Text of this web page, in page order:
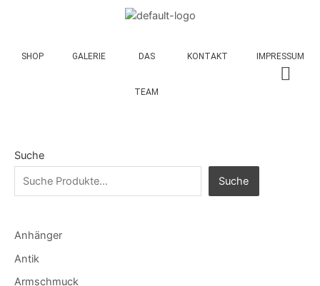
SHOP GALERIE DAS
TEAM
KONTAKT IMPRESSUM
Suche
Suche
Anhänger
Antik
Armschmuck